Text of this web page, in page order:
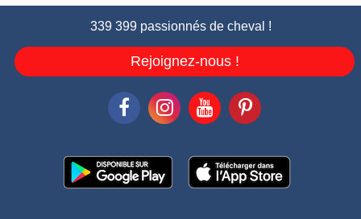
339 399 passionnés de cheval !
Rejoignez-nous !